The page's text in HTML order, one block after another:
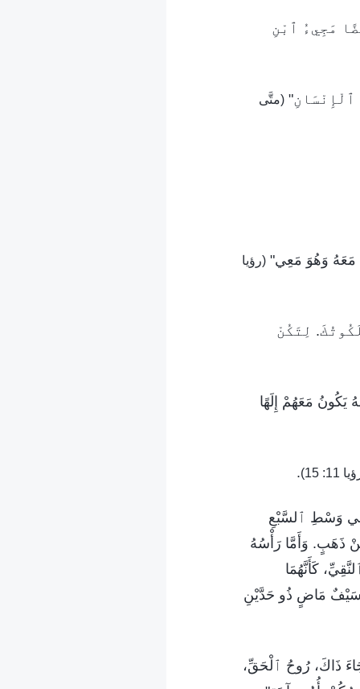
مَجِيءُ ٱبْنِ
ٱلْإِنْسَانِ" (متَّى
مَعَهُ وَهُوَ مَعِي" (رؤيا
لِتَكُنْ
مَعَهُمْ إِلَهًا
11: 15)
.
وَسْطِ ٱلسَّبْعِ
ذَهَبٍ. وَأَمَّا رَأْسُهُ
كَأَنَّهُمَا
مَاضٍ ذُو حَدَّيْنِ
ذَاكَ، رُوحُ ٱلْحَقِّ،